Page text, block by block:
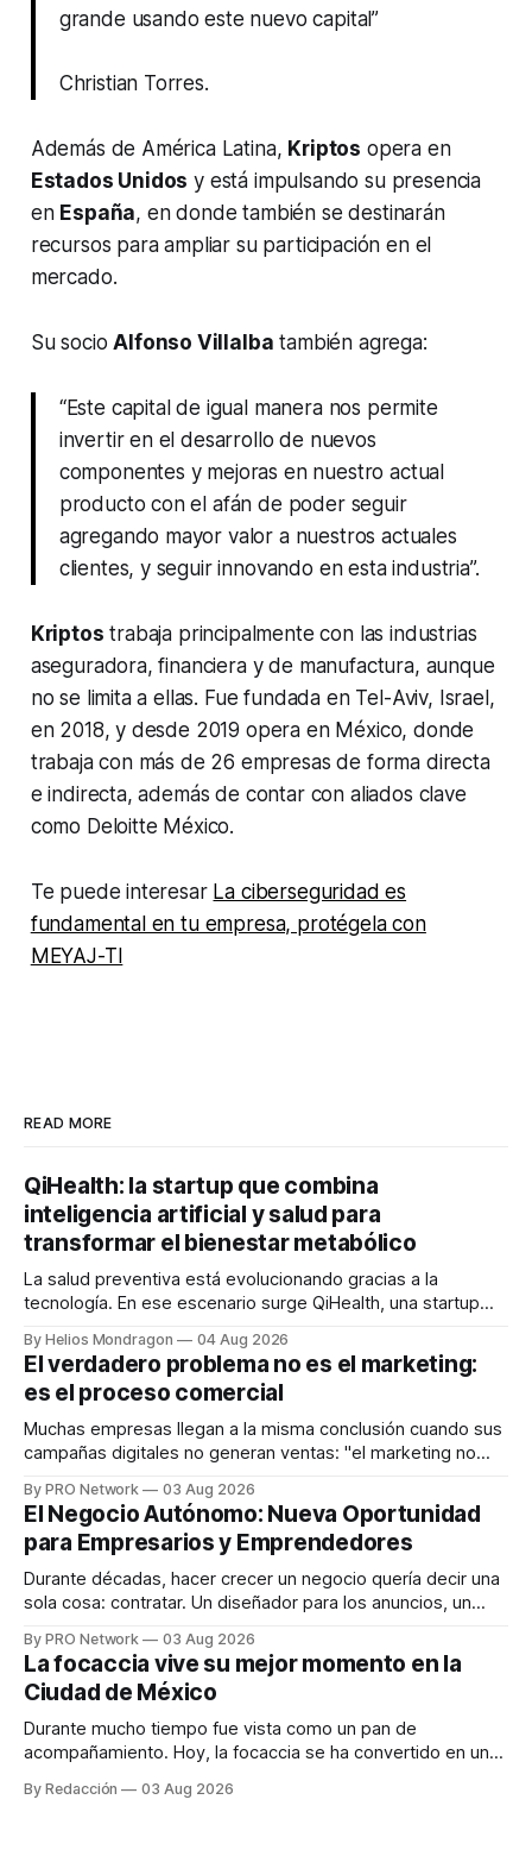
grande usando este nuevo capital”
Christian Torres.
Además de América Latina, Kriptos opera en
Estados Unidos y está impulsando su presencia
en España, en donde también se destinarán
recursos para ampliar su participación en el
mercado.
Su socioAlfonso Villalba también agrega:
“Este capital de igual manera nos permite
invertir en el desarrollo de nuevos
componentes y mejoras en nuestro actual
producto con el afán de poder seguir
agregando mayor valor a nuestros actuales
clientes, y seguir innovando en esta industria”.
Kriptos trabaja principalmente con las industrias
aseguradora, financiera y de manufactura, aunque
no se limita a ellas. Fue fundada en Tel-Aviv, Israel,
en 2018, y desde 2019 opera en México, donde
trabaja con más de 26 empresas de forma directa
e indirecta, además de contar con aliados clave
como Deloitte México.
Te puede interesar La ciberseguridad es
fundamental en tu empresa, protégela con
MEYAJ-TI
READ MORE
QiHealth: la startup que combina
inteligencia artificial y salud para
transformar el bienestar metabólico
La salud preventiva está evolucionando gracias a la
tecnología. En ese escenario surge QiHealth, una startup
dispositivos inteligentes, inteligencia artificial y monitoreo
en tiempo real para ayudar a las personas a tomar mejores
decisiones sobre su salud metabólica. Su propuesta busca
responder
By Helios Mondragon 04 Aug 2026
El verdadero problema no es el marketing:
es el proceso comercial
Muchas empresas llegan a la misma conclusión cuando sus
campañas digitales no generan ventas: "el marketing no
INTERIUS, el problema suele estar en otro lugar. Durante
una entrevista para el podcast SER PRO, el especialista en
marketing digital explicó que
By PRO Network 03 Aug 2026
El Negocio Autónomo: Nueva Oportunidad
para Empresarios y Emprendedores
Durante décadas, hacer crecer un negocio quería decir una
sola cosa: contratar. Un diseñador para los anuncios, un
para los textos, alguien que supiera de publicidad digital
para encontrar prospectos, un vendedor para atender
llamadas y mensajes, y —con suerte— una persona
By PRO Network 03 Aug 2026
La focaccia vive su mejor momento en la
Ciudad de México
Durante mucho tiempo fue vista como un pan de
acompañamiento. Hoy, la focaccia se ha convertido en uno
artesanal, ingredientes de calidad y experiencias que
By Redacción 03 Aug 2026